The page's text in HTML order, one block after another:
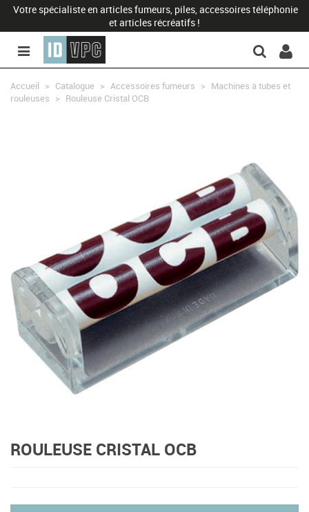
Votre spécialiste en articles fumeurs, piles, accessoires téléphonie
et articles récréatifs !
Accueil > Catalogue > Accessoires fumeurs > Machines à tubes et
rouleuses > Rouleuse Cristal OCB
ROULEUSE CRISTAL OCB